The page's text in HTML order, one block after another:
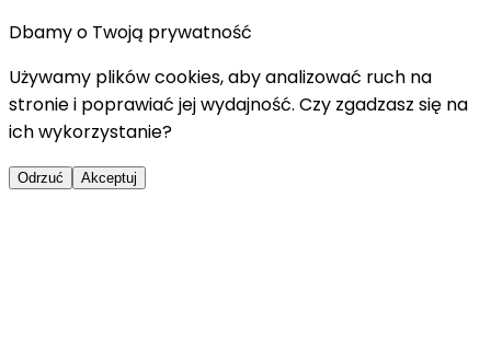
Dbamy o Twoją prywatność
Używamy plików cookies, aby analizować ruch na
stronie i poprawiać jej wydajność. Czy zgadzasz się na
ich wykorzystanie?
Odrzuć Akceptuj